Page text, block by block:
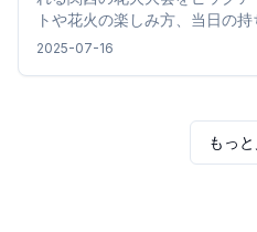
トや花火の楽しみ方、当日の
快適に楽しむための情報を詳し
2025-07-16
もっ